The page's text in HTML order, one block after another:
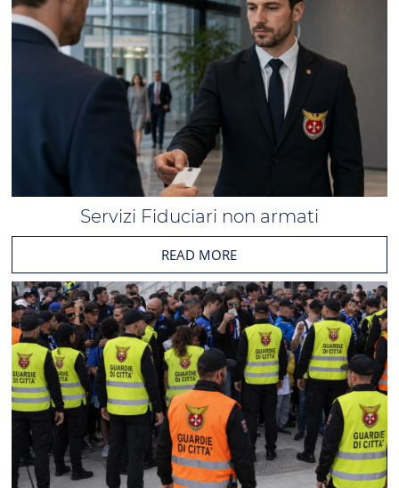
Servizi Fiduciari non armati
READ MORE